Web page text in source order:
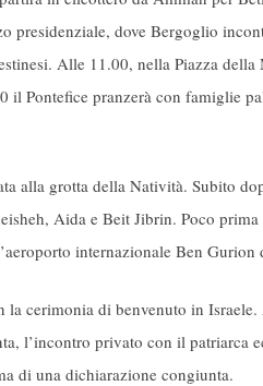
presidenziale, dove Bergoglio
Alle 11.00, nella Piazza della
Pontefice pranzerà con famiglie
alla grotta della Natività. Subito
Aida e Beit Jibrin. Poco
internazionale Ben Gurion
la cerimonia di benvenuto in
l’incontro privato con il patriarca
di una dichiarazione congiunta.